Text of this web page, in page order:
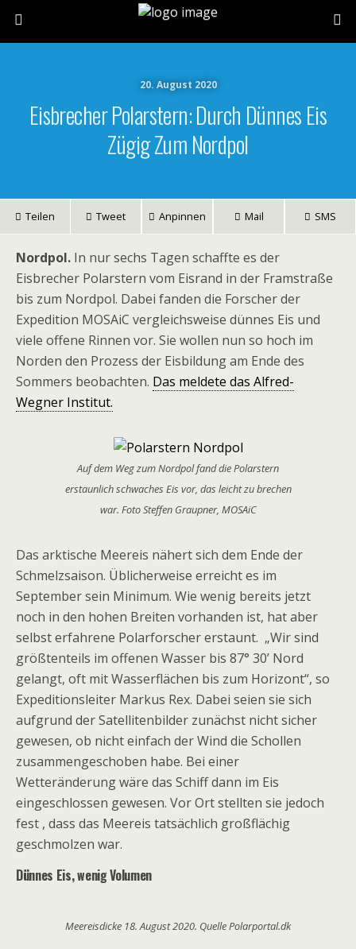
20. August 2020
Eisbrecher Polarstern: Durch Dünnes Eis
Zügig Zum Nordpol
Teilen Tweet Anpinnen Mail SMS
Nordpol. In nur sechs Tagen schaffte es der
Eisbrecher Polarstern vom Eisrand in der Framstraße
bis zum Nordpol. Dabei fanden die Forscher der
Expedition MOSAiC vergleichsweise dünnes Eis und
viele offene Rinnen vor. Sie wollen nun so hoch im
Norden den Prozess der Eisbildung am Ende des
Sommers beobachten. Das meldete das Alfred-
Wegner Institut.
Auf dem Weg zum Nordpol fand die Polarstern
erstaunlich schwaches Eis vor, das leicht zu brechen
war. Foto Steffen Graupner, MOSAiC
Das arktische Meereis nähert sich dem Ende der
Schmelzsaison. Üblicherweise erreicht es im
September sein Minimum. Wie wenig bereits jetzt
noch in den hohen Breiten vorhanden ist, hat aber
selbst erfahrene Polarforscher erstaunt. „Wir sind
größtenteils im offenen Wasser bis 87° 30’ Nord
gelangt, oft mit Wasserflächen bis zum Horizont“, so
Expeditionsleiter Markus Rex. Dabei seien sie sich
aufgrund der Satellitenbilder zunächst nicht sicher
gewesen, ob nicht einfach der Wind die Schollen
zusammengeschoben habe. Bei einer
Wetteränderung wäre das Schiff dann im Eis
eingeschlossen gewesen. Vor Ort stellten sie jedoch
fest , dass das Meereis tatsächlich großflächig
geschmolzen war.
Dünnes Eis, wenig Volumen
Meereisdicke 18. August 2020. Quelle Polarportal.dk